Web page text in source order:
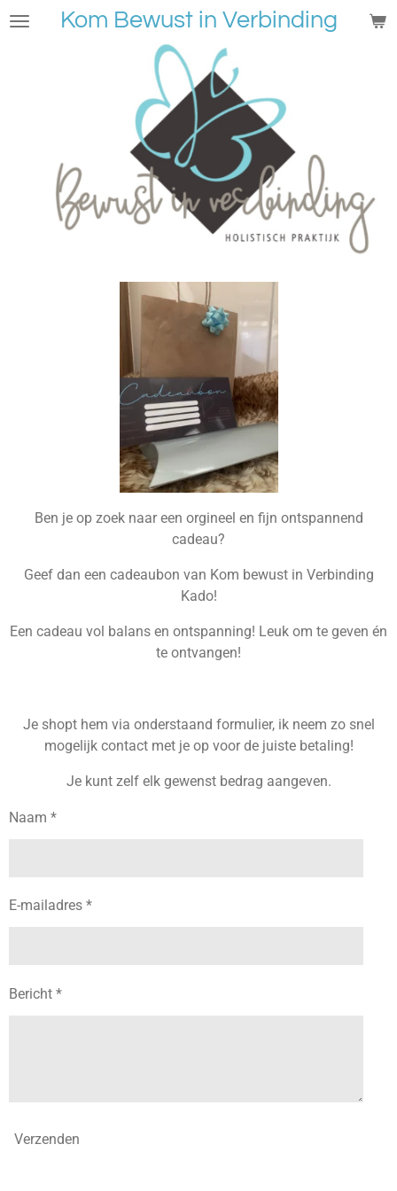
Ga
Kom Bewust in Verbinding
Ben je op zoek naar een orgineel en fijn ontspannend
cadeau?
Geef dan een cadeaubon van Kom bewust in Verbinding
Kado!
Een cadeau vol balans en ontspanning! Leuk om te geven én
te ontvangen!
Je shopt hem via onderstaand formulier, ik neem zo snel
mogelijk contact met je op voor de juiste betaling!
Je kunt zelf elk gewenst bedrag aangeven.
Naam *
E-mailadres *
Bericht *
Verzenden